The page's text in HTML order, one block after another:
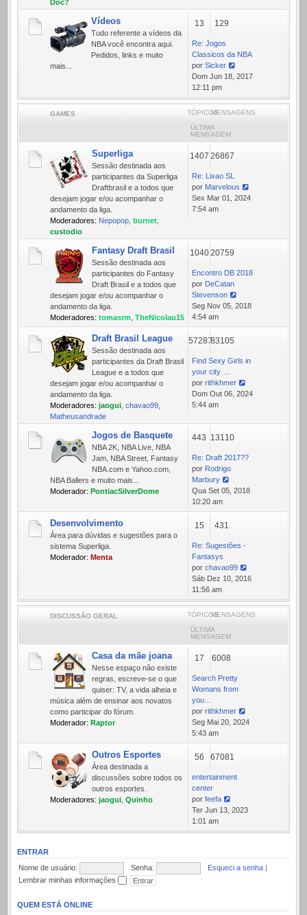
Doc?
Vídeos
Tudo referente a ví­deos da
NBA você encontra aqui.
Pedidos, links e muito
mais...
13 129
Re: Jogos
Classicos da NBA
por Sicker
Ver
última
mensagem
Dom Jun 18, 2017
12:11 pm
GAMES TÓPICOSMENSAGENS
ÚLTIMA
MENSAGEM
Superliga
Sessão destinada aos
participantes da Superliga
Draftbrasil e a todos que
desejam jogar e/ou acompanhar o
andamento da liga.
Moderadores: Nepopop burnet
custodio
1407 26867
Re: Lixao SL
por Marvelous
Ver
última
Sex Mar 01, 2024
7:54 am
Fantasy Draft Brasil
Sessão destinada aos
participantes do Fantasy
Draft Brasil e a todos que
desejam jogar e/ou acompanhar o
andamento da liga.
Moderadores: tomasrm TheNicolau15
104020759
Encontro DB 2018
por DeCatan
Stevenson
Ver
última
mensagem
Seg Nov 05, 2018
4:54 am
Draft Brasil League
Sessão destinada aos
participantes da Draft Brasil
League e a todos que
desejam jogar e/ou acompanhar o
andamento da liga.
Moderadores: jaogui chavao99
Matheusandrade
5728783105
Find Sexy Girls in
your city …
por rithkhmer
Ver
última
Dom Out 06, 2024
5:44 am
Jogos de Basquete
NBA 2K, NBA Live, NBA
Jam, NBA Street, Fantasy
NBA.com e Yahoo.com,
NBA Ballers e muito mais...
Moderador: PontiacSilverDome
443 13110
Re: Draft 2017??
por Rodrigo
Marbury
Ver
última
mensagem
Qua Set 05, 2018
10:20 am
Desenvolvimento
Área para dúvidas e sugestões para o
sistema Superliga.
Moderador: Menta
15 431
Re: Sugestões -
Fantasys
por chavao99
Ver
última
mensagem
Sáb Dez 10, 2016
11:56 am
DISCUSSÃO GERAL TÓPICOSMENSAGENS
ÚLTIMA
MENSAGEM
Casa da mãe joana
Nesse espaço não existe
regras, escreve-se o que
quiser: TV, a vida alheia e
música além de ensinar aos novatos
como participar do fórum.
Moderador: Raptor
17 6008
Search Pretty
Womans from
you…
por rithkhmer
Ver
última
mensagem
Seg Mai 20, 2024
5:43 am
Outros Esportes
Área destinada a
discussões sobre todos os
outros esportes.
Moderadores: jaogui Quinho
56 67081
entertainment
center
por feefa
Ver
última
mensagem
Ter Jun 13, 2023
1:01 am
ENTRAR
Nome de usuário:
Senha: Esqueci a senha |
Lembrar minhas informações
QUEM ESTÁ ONLINE